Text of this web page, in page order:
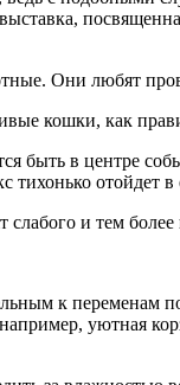
Они любят
кошки, как
быть в центре
отойдет в
и тем
к переменам
уютная